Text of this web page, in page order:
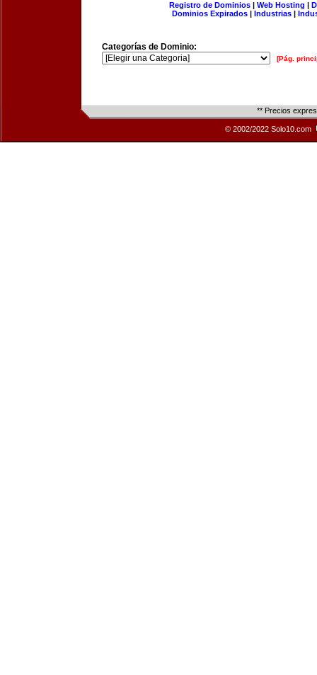
Registro de Dominios| Web Hosting |
Dominios Expirados | Industrias |
Categorías de Dominio:
[Pág.
** Precios
© 2002/2022 Solo10.com